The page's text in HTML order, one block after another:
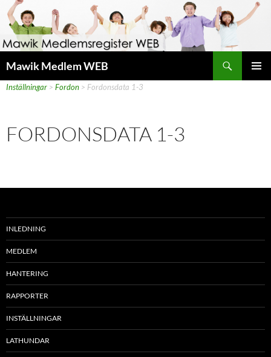
Hoppa
till
innehåll
Mawik Medlem WEB
Inställningar > Fordon > Fordonsdata 1-3
FORDONSDATA 1-3
INLEDNING
MEDLEM
HANTERING
RAPPORTER
INSTÄLLNINGAR
LATHUNDAR